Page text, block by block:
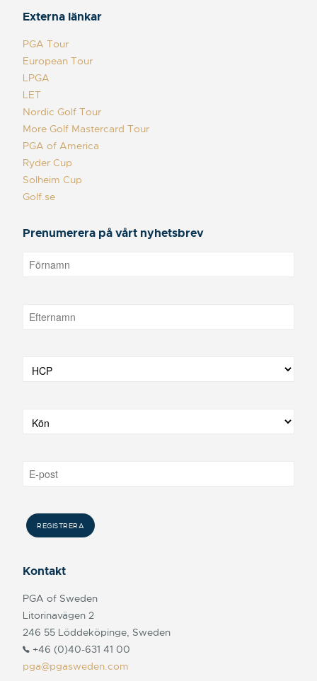
Externa länkar
PGA Tour
European Tour
LPGA
LET
Nordic Golf Tour
More Golf Mastercard Tour
PGA of America
Ryder Cup
Solheim Cup
Golf.se
Prenumerera på vårt nyhetsbrev
Kontakt
PGA of Sweden
Litorinavägen 2
246 55 Löddeköpinge, Sweden
+46 (0)40-631 41 00
pga@pgasweden.com